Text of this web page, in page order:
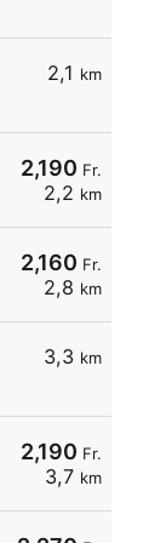
2,1 km
2,190 Fr.
2,2 km
2,160 Fr.
2,8 km
3,3 km
2,190 Fr.
3,7 km